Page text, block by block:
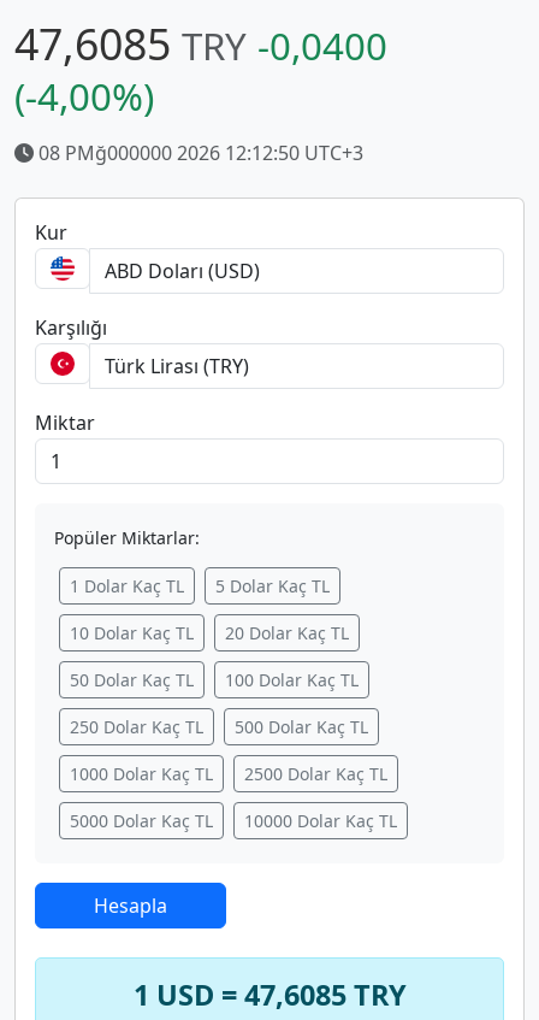
47,6085 TRY -0,0400
(-4,00%)
08 PMğ000000 2026 12:12:50 UTC+3
Kur
Karşılığı
Miktar
Popüler Miktarlar:
1 Dolar Kaç TL 5 Dolar Kaç TL
10 Dolar Kaç TL 20 Dolar Kaç TL
50 Dolar Kaç TL 100 Dolar Kaç TL
250 Dolar Kaç TL 500 Dolar Kaç TL
1000 Dolar Kaç TL 2500 Dolar Kaç TL
5000 Dolar Kaç TL 10000 Dolar Kaç TL
Hesapla
1 USD = 47,6085 TRY